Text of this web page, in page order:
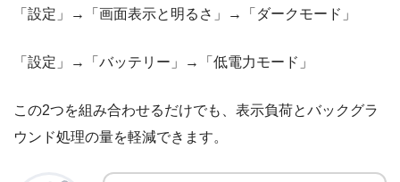
「設定」→「画面表示と明るさ」→「ダークモード」
「設定」→「バッテリー」→「低電力モード」
この2つを組み合わせるだけでも、表示負荷とバックグラ
ウンド処理の量を軽減できます。